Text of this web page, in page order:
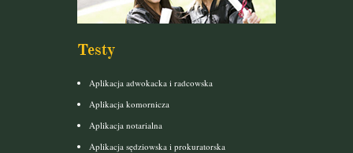
Testy
Aplikacja adwokacka i radcowska
Aplikacja komornicza
Aplikacja notarialna
Aplikacja sędziowska i prokuratorska